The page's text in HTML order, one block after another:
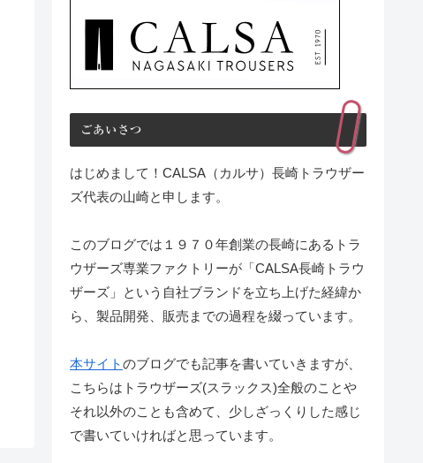
ごあいさつ
はじめまして！CALSA（カルサ）長崎トラウザー
ズ代表の山崎と申します。
このブログでは１９７０年創業の長崎にあるトラ
ウザーズ専業ファクトリーが「CALSA長崎トラウ
ザーズ」という自社ブランドを立ち上げた経緯か
ら、製品開発、販売までの過程を綴っています。
本サイトのブログでも記事を書いていきますが、
こちらはトラウザーズ(スラックス)全般のことや
それ以外のことも含めて、少しざっくりした感じ
で書いていければと思っています。